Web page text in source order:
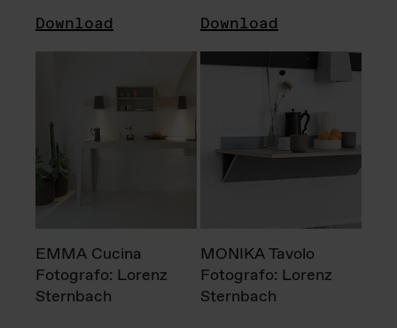
Download Download
EMMA Cucina
Fotografo: Lorenz
Sternbach
MONIKA Tavolo
Fotografo: Lorenz
Sternbach